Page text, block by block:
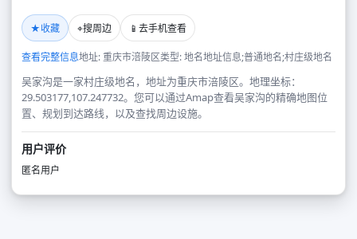
★收藏 ⌖搜周边 📱 去手机查看
查看完整信息地址: 重庆市涪陵区类型: 地名地址信息;普通地名;村庄级地名
吴家沟是一家村庄级地名，地址为重庆市涪陵区。地理坐标：
29.503177,107.247732。您可以通过Amap查看吴家沟的精确地图位
置、规划到达路线，以及查找周边设施。
用户评价
匿名用户